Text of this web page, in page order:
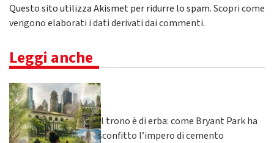
Questo sito utilizza Akismet per ridurre lo spam.Scopri come
vengono elaborati i dati derivati dai commenti.
Leggi anche
Il trono è di erba: come Bryant Park ha
sconfitto l’impero di cemento